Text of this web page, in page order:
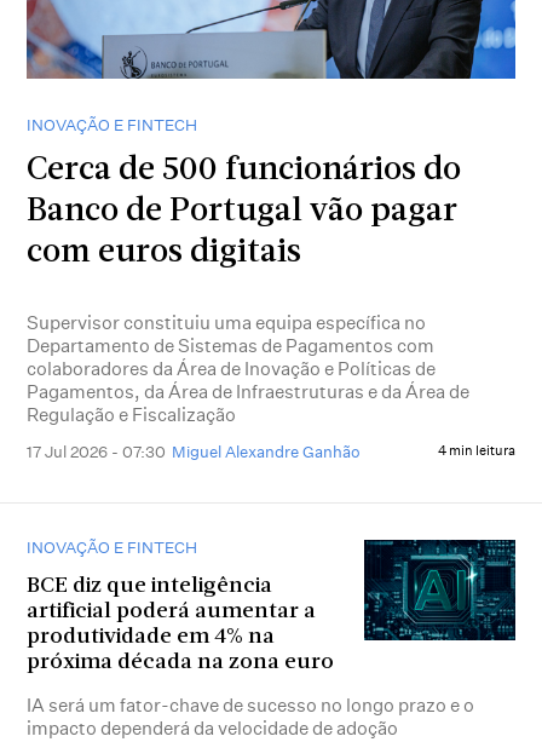
INOVAÇÃO E FINTECH
Cerca de 500 funcionários do
Banco de Portugal vão pagar
com euros digitais
Supervisor constituiu uma equipa específica no
Departamento de Sistemas de Pagamentos com
colaboradores da Área de Inovação e Políticas de
Pagamentos, da Área de Infraestruturas e da Área de
Regulação e Fiscalização
17 Jul 2026 - 07:30 Miguel Alexandre Ganhão 4 min leitura
INOVAÇÃO E FINTECH
BCE diz que inteligência
artificial poderá aumentar a
produtividade em 4% na
próxima década na zona euro
IA será um fator-chave de sucesso no longo prazo e o
impacto dependerá da velocidade de adoção